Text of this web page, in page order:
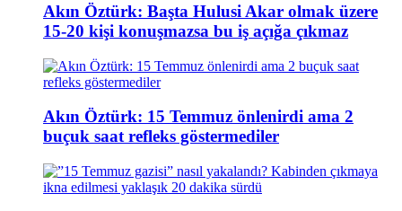
Akın Öztürk: Başta Hulusi Akar olmak üzere
15-20 kişi konuşmazsa bu iş açığa çıkmaz
Akın Öztürk: 15 Temmuz önlenirdi ama 2
buçuk saat refleks göstermediler